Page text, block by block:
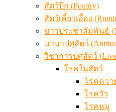
สัตว์ปีก (Poultry)
สัตว์เคี้ยวเอื้อง
ข่าวประชาสัมพันธ์
นานาปศุสัตว์
วิชาการปศุสัตว์
โรคในสัตว์
โรคควา
โรควัว
โรคหมู